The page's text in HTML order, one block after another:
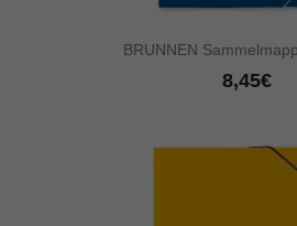
BRUNNEN
8,45€